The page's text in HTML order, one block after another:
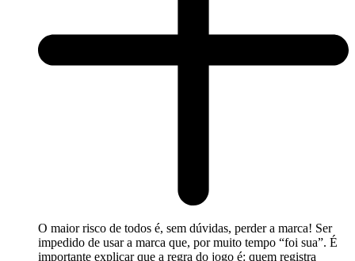
O maior risco de todos é, sem dúvidas, perder a marca! Ser
impedido de usar a marca que, por muito tempo “foi sua”. É
importante explicar que a regra do jogo é: quem registra